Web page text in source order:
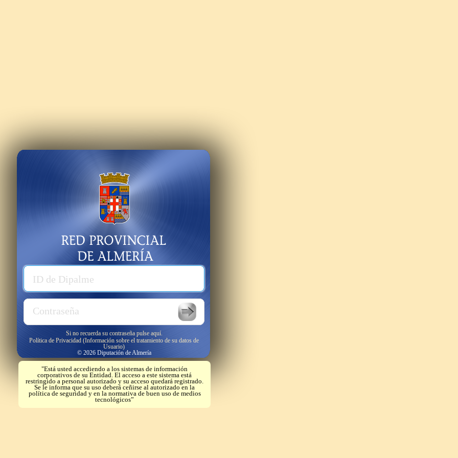
ID de Dipalme
Contraseña
Usuario
Password
Si no recuerda su contraseña pulse aquí.
Política de Privacidad (Información sobre el tratamiento de su datos de
Usuario)
© 2026 Diputación de Almería
"Está usted accediendo a los sistemas de información
corporativos de su Entidad. El acceso a este sistema está
restringido a personal autorizado y su acceso quedará registrado.
Se le informa que su uso deberá ceñirse al autorizado en la
política de seguridad y en la normativa de buen uso de medios
tecnológicos”